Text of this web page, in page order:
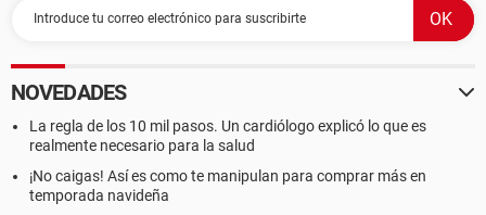
NOVEDADES
La regla de los 10 mil pasos. Un cardiólogo explicó lo que es
realmente necesario para la salud
¡No caigas! Así es como te manipulan para comprar más en
temporada navideña